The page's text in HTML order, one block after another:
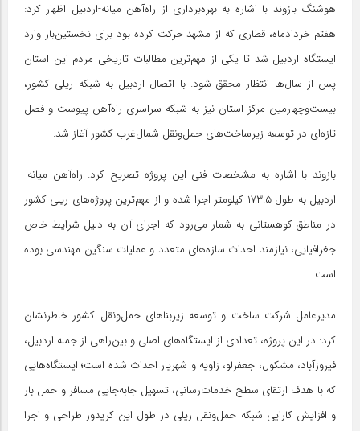
هوشنگ بازوند با اشاره به بهره‌برداری از راه‌آهن میانه-اردبیل اظهار کرد:
هفتم خردادماه، قطاری که از مشهد حرکت کرده بود برای نخستین‌بار وارد
ایستگاه اردبیل شد تا یکی از مهم‌ترین مطالبات تاریخی مردم این استان
پس از سال‌ها انتظار محقق شود. با اتصال اردبیل به شبکه ریلی کشور،
بیست‌وچهارمین مرکز استان نیز به شبکه سراسری راه‌آهن پیوست و فصل
تازه‌ای در توسعه زیرساخت‌های حمل‌ونقل شمال‌غرب کشور آغاز شد.
بازوند با اشاره به مشخصات فنی این پروژه تصریح کرد: راه‌آهن میانه-
اردبیل به طول ۱۷۳.۵ کیلومتر اجرا شده و از مهم‌ترین پروژه‌های ریلی کشور
در مناطق کوهستانی به شمار می‌رود که اجرای آن به دلیل شرایط خاص
جغرافیایی، نیازمند احداث سازه‌های متعدد و عملیات سنگین مهندسی بوده
است.
مدیرعامل شرکت ساخت و توسعه زیربناهای حمل‌ونقل کشور خاطرنشان
کرد: در این پروژه، تعدادی از ایستگاه‌های اصلی و بین‌راهی از جمله اردبیل،
فیروزآباد، مشکول، جعفرلو، زاویه و شهریار احداث شده است؛ ایستگاه‌هایی
که با هدف ارتقای سطح خدمات‌رسانی، تسهیل جابه‌جایی مسافر و حمل بار
و افزایش کارایی شبکه حمل‌ونقل ریلی در طول این کریدور طراحی و اجرا